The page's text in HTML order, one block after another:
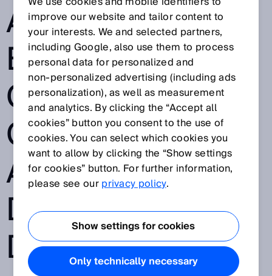
ALTA PRECISIÓN
EN LOS
GRANDES
CAMPOS
AUSTRALIANOS
DE GAS DE VETA
DE CARBÓN
improve our website and tailor content to
your interests. We and selected partners,
including Google, also use them to process
personal data for personalized and
non‑personalized advertising (including ads
personalization), as well as measurement
and analytics. By clicking the “Accept all
cookies” button you consent to the use of
cookies. You can select which cookies you
want to allow by clicking the “Show settings
for cookies” button. For further information,
please see ourprivacy policy.
Show settings for cookies
Only technically necessary